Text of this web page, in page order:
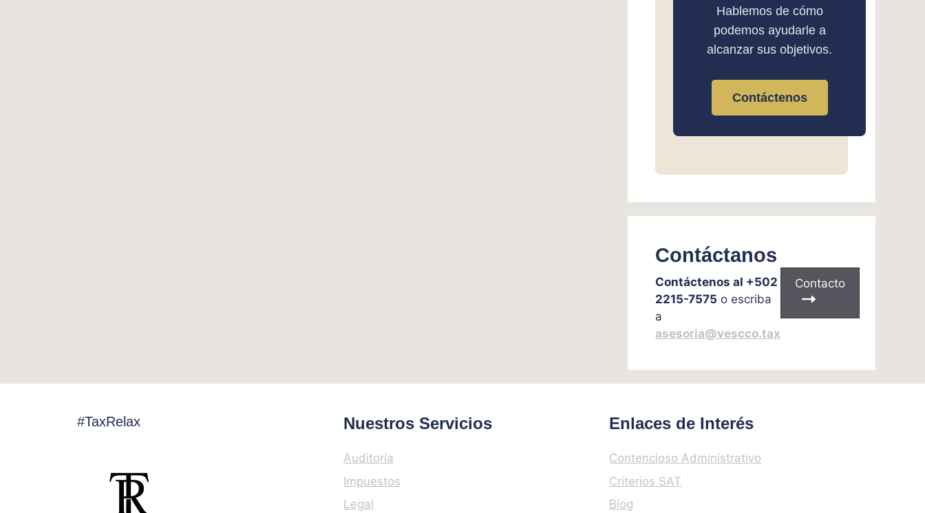
Hablemos de cómo
podemos ayudarle a
alcanzar sus objetivos.
Contáctenos
Contáctanos
Contáctenos al +502
2215-7575 o escriba
a
asesoria@vescco.tax
Contacto
#TaxRelax Nuestros Servicios
Auditoría
Impuestos
Legal
Enlaces de Interés
Contencioso Administrativo
Criterios SAT
Blog